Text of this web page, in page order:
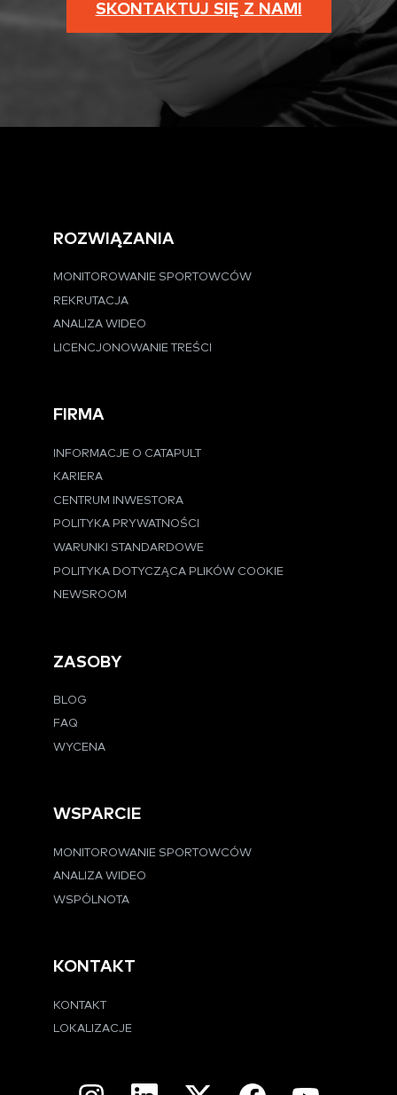
SKONTAKTUJ SIĘ Z NAMI
ROZWIĄZANIA
MONITOROWANIE SPORTOWCÓW
REKRUTACJA
ANALIZA WIDEO
LICENCJONOWANIE TREŚCI
FIRMA
INFORMACJE O CATAPULT
KARIERA
CENTRUM INWESTORA
POLITYKA PRYWATNOŚCI
WARUNKI STANDARDOWE
POLITYKA DOTYCZĄCA PLIKÓW COOKIE
NEWSROOM
ZASOBY
BLOG
FAQ
WYCENA
WSPARCIE
MONITOROWANIE SPORTOWCÓW
ANALIZA WIDEO
WSPÓLNOTA
KONTAKT
KONTAKT
LOKALIZACJE